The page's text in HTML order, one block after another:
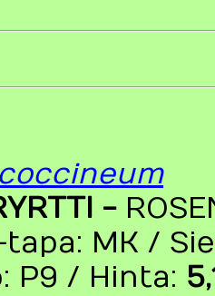
-
MK /
P9 / Hinta: